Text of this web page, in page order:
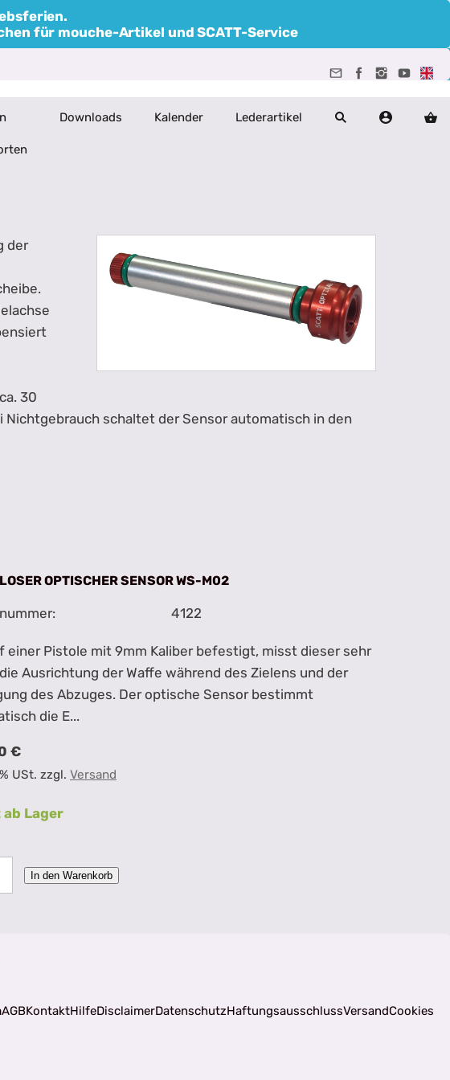
für mouche-Artikel und SCATT-Service
Downloads Kalender Lederartikel
der
30
schaltet der Sensor automatisch in den
OPTISCHER SENSOR WS-M02
4122
einer Pistole mit 9mm Kaliber befestigt, misst dieser sehr
Ausrichtung der Waffe während des Zielens und der
des Abzuges. Der optische Sensor bestimmt
die E...
€
USt. zzgl. Versand
Lager
In den Warenkorb
AGBKontaktHilfeDisclaimerDatenschutzHaftungsausschlussVersandCookies